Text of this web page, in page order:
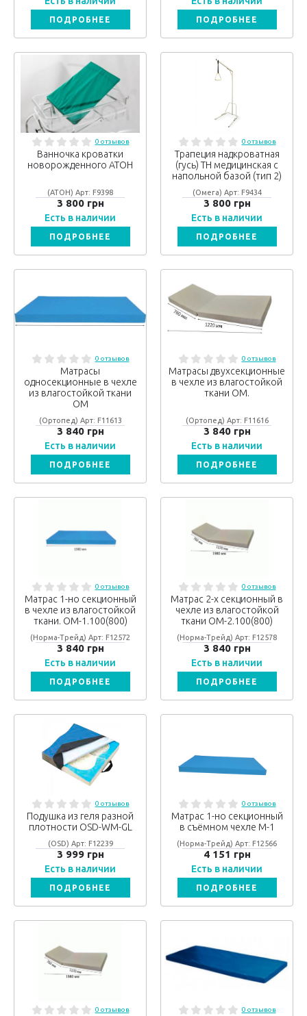
ПОДРОБНЕЕ ПОДРОБНЕЕ
0 отзывов
Ванночка кроватки
новорожденного АТОН
(АТОН) Арт: F9398
3 800 грн
Есть в наличии
ПОДРОБНЕЕ
0 отзывов
Трапеция надкроватная
(гусь) ТН медицинская с
напольной базой (тип 2)
(Омега) Арт: F9434
3 800 грн
Есть в наличии
ПОДРОБНЕЕ
0 отзывов
Матрасы
односекционные в чехле
из влагостойкой ткани
ОМ
(Ортопед) Арт: F11613
3 840 грн
Есть в наличии
ПОДРОБНЕЕ
0 отзывов
Матрасы двухсекционные
в чехле из влагостойкой
ткани ОМ.
(Ортопед) Арт: F11616
3 840 грн
Есть в наличии
ПОДРОБНЕЕ
0 отзывов
Матрас 1-но секционный
в чехле из влагостойкой
ткани. ОМ-1.100(800)
(Норма-Трейд) Арт: F12572
3 840 грн
Есть в наличии
ПОДРОБНЕЕ
0 отзывов
Матрас 2-х секционный в
чехле из влагостойкой
ткани ОМ-2.100(800)
(Норма-Трейд) Арт: F12578
3 840 грн
Есть в наличии
ПОДРОБНЕЕ
0 отзывов
Подушка из геля разной
плотности OSD-WM-GL
(OSD) Арт: F12239
3 999 грн
Есть в наличии
ПОДРОБНЕЕ
0 отзывов
Матрас 1-но секционный
в съёмном чехле М-1
(Норма-Трейд) Арт: F12566
4 151 грн
Есть в наличии
ПОДРОБНЕЕ
0 отзывов 0 отзывов